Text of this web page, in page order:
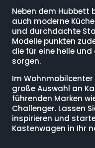
Neben dem Hubbett
auch moderne
und durchdachte
Modelle punkten
die für eine helle
sorgen.
Im Wohnmobilcenter
große Auswahl an
führenden Marken
Challenger. Lassen
inspirieren und
Kastenwagen in Ihr